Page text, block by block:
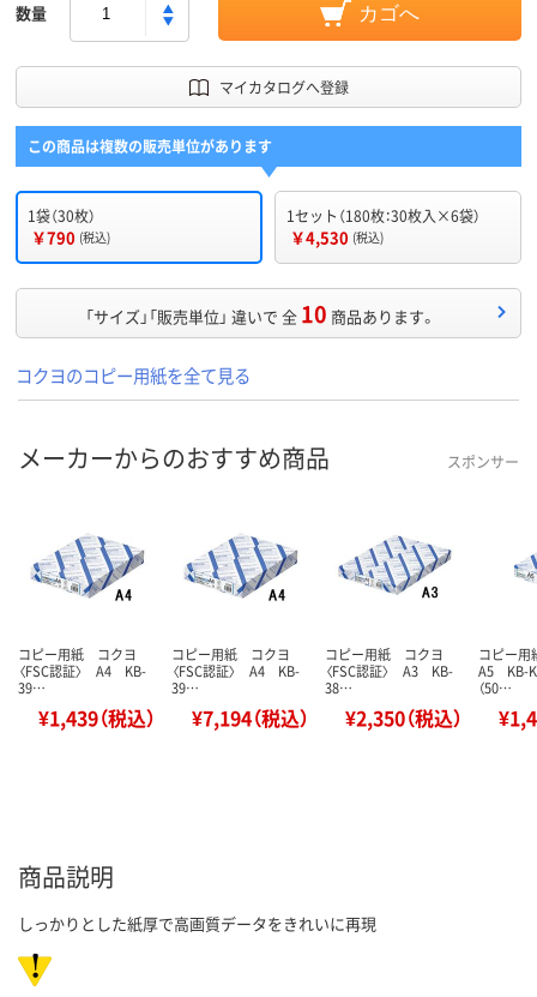
数量 カゴへ
マイカタログへ登録
この商品は複数の販売単位があります
1袋（30枚）
￥790 (税込)
1セット（180枚：30枚入×6袋）
￥4,530 (税込)
「サイズ」「販売単位」 違いで 全 10 商品あります。
コクヨのコピー用紙を全て見る
メーカーからのおすすめ商品 スポンサー
コピー用紙 コクヨ
〈FSC認証〉 A4 KB-
39…
¥1,439（税込）
コピー用紙 コクヨ
〈FSC認証〉 A4 KB-
39…
¥7,194（税込）
コピー用紙 コクヨ
〈FSC認証〉 A3 KB-
38…
¥2,350（税込）
コピー
A5 KB-
（50…
商品説明
しっかりとした紙厚で高画質データをきれいに再現